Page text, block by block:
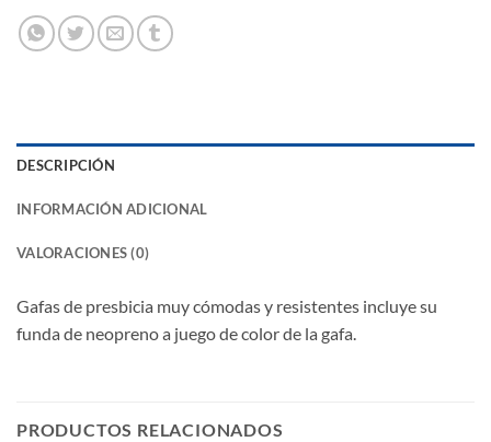
DESCRIPCIÓN
INFORMACIÓN ADICIONAL
VALORACIONES (0)
Gafas de presbicia muy cómodas y resistentes incluye su
funda de neopreno a juego de color de la gafa.
PRODUCTOS RELACIONADOS